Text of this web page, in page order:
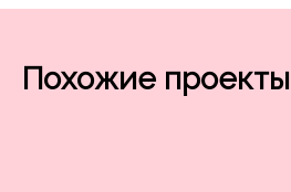
Похожие проекты